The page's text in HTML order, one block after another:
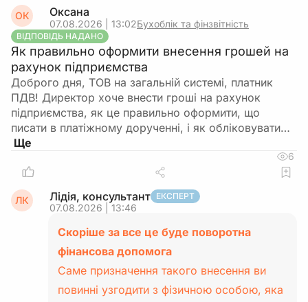
ОК Оксана
07.08.2026 | 13:02Бухоблік та фінзвітність
ВІДПОВІДЬ НАДАНО
Як правильно оформити внесення грошей на
рахунок підприємства
Доброго дня, ТОВ на загальній системі, платник
ПДВ! Директор хоче внести гроші на рахунок
підприємства, як це правильно оформити, що
писати в платіжному дорученні, і як обліковувати…
6
ЛК Лідія, консультант ЕКСПЕРТ
07.08.2026 | 13:46
Скоріше за все це буде поворотна
фінансова допомога
Саме призначення такого внесення ви
повинні узгодити з фізичною особою, яка